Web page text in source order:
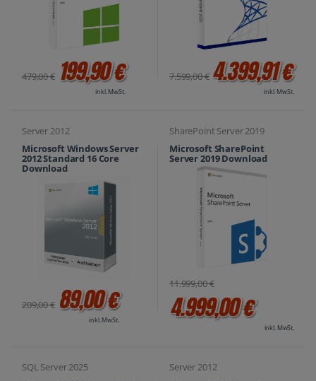
479,00 € 199,90 €
inkl. MwSt.
7.599,00 € 4.399,91 €
inkl. MwSt.
Server 2012
Microsoft Windows Server
2012 Standard 16 Core
Download
209,00 € 89,00 €
inkl. MwSt.
SharePoint Server 2019
Microsoft SharePoint
Server 2019 Download
11.999,00 €
4.999,00 €
inkl. MwSt.
SQL Server 2025
Server 2012